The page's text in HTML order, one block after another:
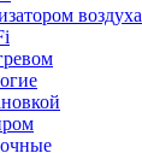
воздуха